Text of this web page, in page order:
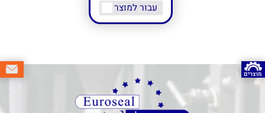
מוצרים
עבור למוצר